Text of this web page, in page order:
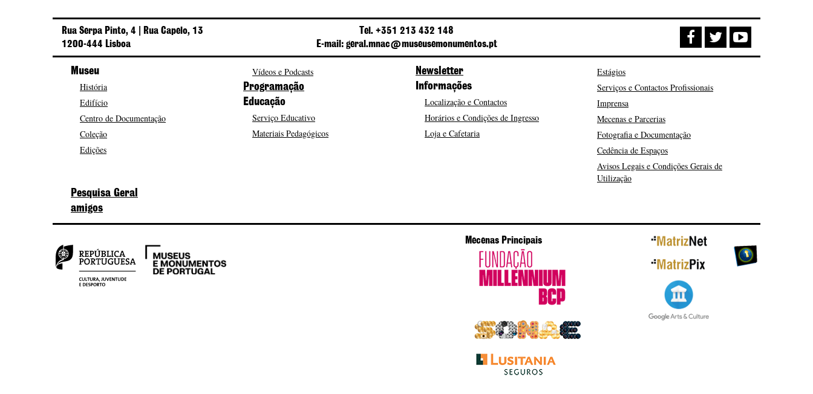
Rua Serpa Pinto, 4 | Rua Capelo, 13
1200-444 Lisboa
Tel. +351 213 432 148
E-mail: geral.mnac@museusemonumentos.pt
Museu
História
Edifício
Centro de Documentação
Coleção
Edições
Vídeos e Podcasts
Programação
Educação
Serviço Educativo
Materiais Pedagógicos
Newsletter
Informações
Localização e Contactos
Horários e Condições de Ingresso
Loja e Cafetaria
Estágios
Serviços e Contactos Profissionais
Imprensa
Mecenas e Parcerias
Fotografia e Documentação
Cedência de Espaços
Avisos Legais e Condições Gerais de
Utilização
Pesquisa Geral
amigos
Mecenas Principais